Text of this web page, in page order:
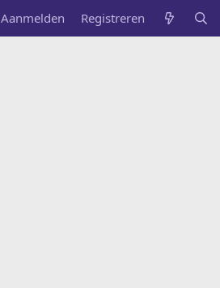
Aanmelden Registreren